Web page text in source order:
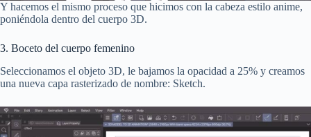
Y hacemos el mismo proceso que hicimos con la cabeza estilo anime,
poniéndola dentro del cuerpo 3D.
3. Boceto del cuerpo femenino
Seleccionamos el objeto 3D, le bajamos la opacidad a 25% y creamos
una nueva capa rasterizado de nombre: Sketch.